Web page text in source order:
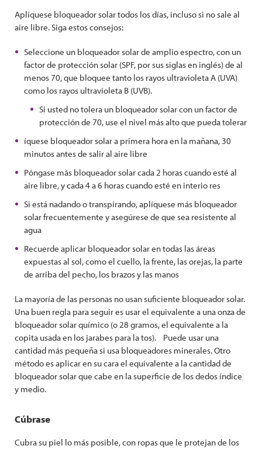
Aplíquese bloqueador solar todos los días, incluso si no sale al
aire libre. Siga estos consejos:
Seleccione un bloqueador solar de amplio espectro, con un
factor de protección solar (SPF, por sus siglas en inglés) de al
menos 70, que bloquee tanto los rayos ultravioleta A (UVA)
como los rayos ultravioleta B (UVB).
Si usted no tolera un bloqueador solar con un factor de
protección de 70, use el nivel más alto que pueda tolerar
íquese bloqueador solar a primera hora en la mañana, 30
minutos antes de salir al aire libre
Póngase más bloqueador solar cada 2 horas cuando esté al
aire libre, y cada 4 a 6 horas cuando esté en interio res
Si está nadando o transpirando, aplíquese más bloqueador
solar frecuentemente y asegúrese de que sea resistente al
agua
Recuerde aplicar bloqueador solar en todas las áreas
expuestas al sol, como el cuello, la frente, las orejas, la parte
de arriba del pecho, los brazos y las manos
La mayoría de las personas no usan suficiente bloqueador solar.
Una buen regla para seguir es usar el equivalente a una onza de
bloqueador solar químico (o 28 gramos, el equivalente a la
copita usada en los jarabes para la tos). Puede usar una
cantidad más pequeña si usa bloqueadores minerales. Otro
método es aplicar en su cara el equivalente a la cantidad de
bloqueador solar que cabe en la superficie de los dedos índice
y medio.
Cúbrase
Cubra su piel lo más posible, con ropas que le protejan de los